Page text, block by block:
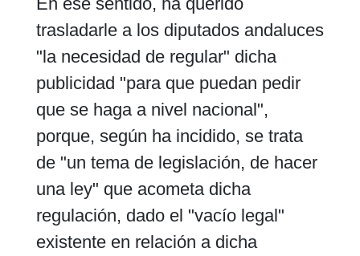
trasladarle a los diputados andaluces
"la necesidad de regular" dicha
publicidad "para que puedan pedir
que se haga a nivel nacional",
porque, según ha incidido, se trata
de "un tema de legislación, de hacer
una ley" que acometa dicha
regulación, dado el "vacío legal"
existente en relación a dicha